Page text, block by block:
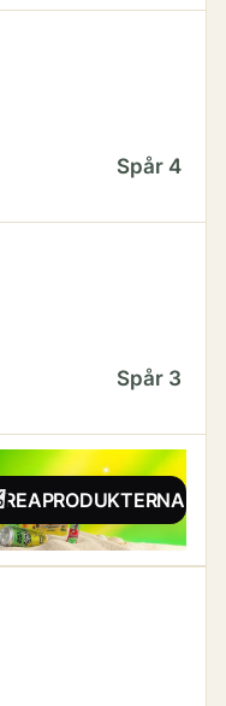
Spår 4
Spår 3
REA
REAPRODUKTERNA